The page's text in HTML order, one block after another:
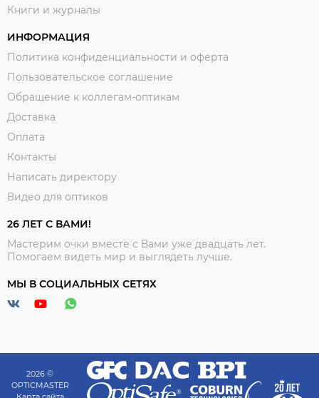
Книги и журналы
ИНФОРМАЦИЯ
Политика конфиденциальности и оферта
Пользовательское соглашение
Обращение к коллегам-оптикам
Доставка
Оплата
Контакты
Написать директору
Видео для оптиков
26 ЛЕТ С ВАМИ!
Мастерим очки вместе с Вами уже двадцать лет.
Помогаем видеть мир и выглядеть лучше.
МЫ В СОЦИАЛЬНЫХ СЕТЯХ
2026 ©
OPTICMASTER